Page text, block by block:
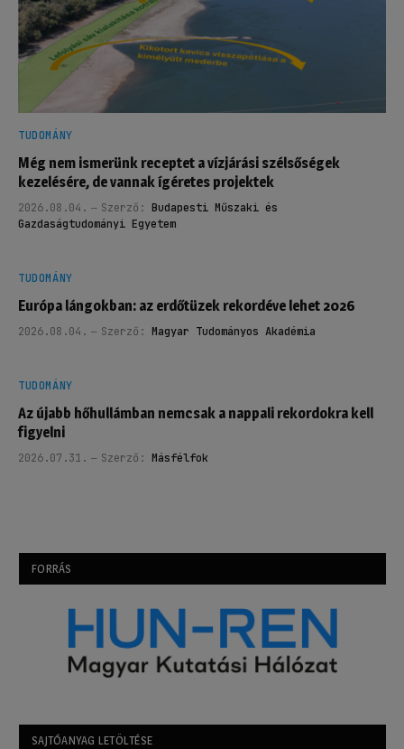
TUDOMÁNY
Még nem ismerünk receptet a vízjárási szélsőségek
kezelésére, de vannak ígéretes projektek
2026.08.04. Szerző: Budapesti Műszaki és
Gazdaságtudományi Egyetem
TUDOMÁNY
Európa lángokban: az erdőtüzek rekordéve lehet 2026
2026.08.04. Szerző: Magyar Tudományos Akadémia
TUDOMÁNY
Az újabb hőhullámban nemcsak a nappali rekordokra kell
figyelni
2026.07.31. Szerző: Másfélfok
FORRÁS
SAJTÓANYAG LETÖLTÉSE